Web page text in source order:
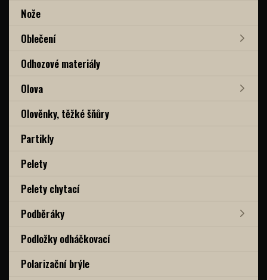
Nože
Oblečení
Odhozové materiály
Olova
Olověnky, těžké šňůry
Partikly
Pelety
Pelety chytací
Podběráky
Podložky odháčkovací
Polarizační brýle